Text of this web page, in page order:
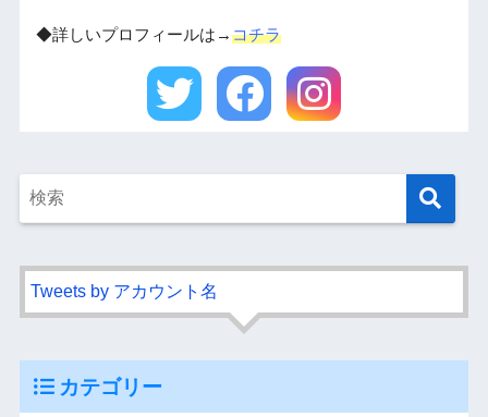
◆詳しいプロフィールは→コチラ
Tweets by アカウント名
カテゴリー